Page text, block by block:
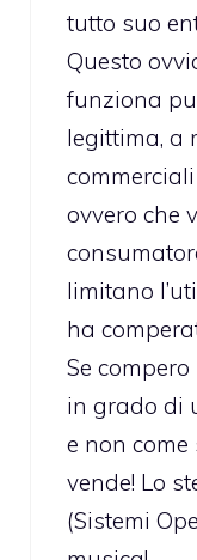
tutto suo
Questo
funziona
legittima, a
ovvero che
limitano
ha
Se
in grado di
e non
vende! Lo
(Sistemi